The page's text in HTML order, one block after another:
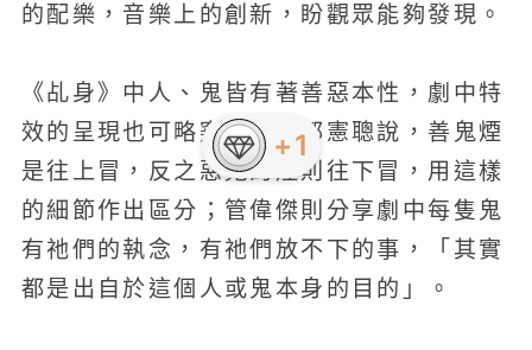
的配樂，音樂上的創新，盼觀眾能夠發現。
《乩身》中人、鬼皆有著善惡本性，劇中特
效的呈現也可略窺一二，郭憲聰說，善鬼煙
是往上冒，反之惡鬼的煙則往下冒，用這樣
的細節作出區分；管偉傑則分享劇中每隻鬼
有祂們的執念，有祂們放不下的事，「其實
都是出自於這個人或鬼本身的目的」。